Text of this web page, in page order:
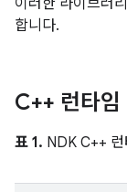
이러한 라이브러
합니다.
C++ 런타임
표 1. NDK C++